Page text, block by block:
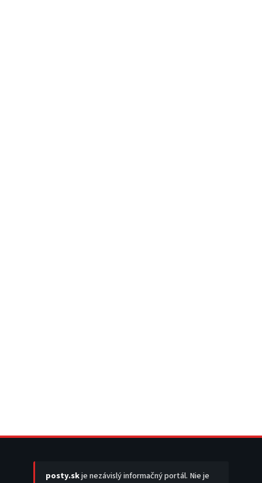
posty.skje nezávislý informačný portál. Nie je